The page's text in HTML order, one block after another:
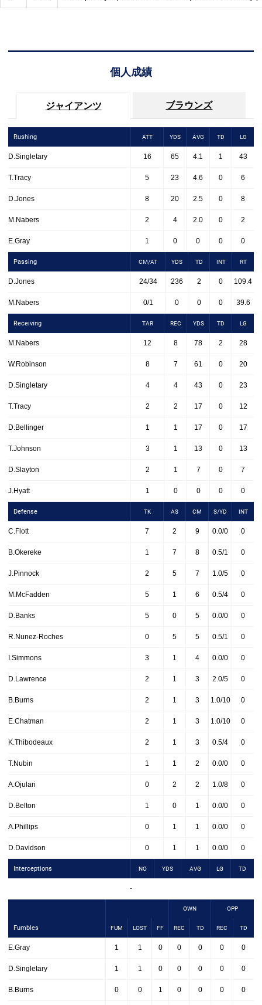
個人成績
ジャイアンツ ブラウンズ
Rushing ATT YDS AVG TD LG
D.Singletary 16 65 4.1 1 43
T.Tracy 5 23 4.6 0 6
D.Jones 8 20 2.5 0 8
M.Nabers 2 4 2.0 0 2
E.Gray 1 0 0 0 0
Passing CM/AT YDS TD INT RT
D.Jones 24/34 236 2 0 109.4
M.Nabers 0/1 0 0 0 39.6
Receiving TAR REC YDS TD LG
M.Nabers 12 8 78 2 28
W.Robinson 8 7 61 0 20
D.Singletary 4 4 43 0 23
T.Tracy 2 2 17 0 12
D.Bellinger 1 1 17 0 17
T.Johnson 3 1 13 0 13
D.Slayton 2 1 7 0 7
J.Hyatt 1 0 0 0 0
Defense TK AS CM S/YD INT
C.Flott 7 2 9 0.0/0 0
B.Okereke 1 7 8 0.5/1 0
J.Pinnock 2 5 7 1.0/5 0
M.McFadden 5 1 6 0.5/4 0
D.Banks 5 0 5 0.0/0 0
R.Nunez-Roches 0 5 5 0.5/1 0
I.Simmons 3 1 4 0.0/0 0
D.Lawrence 2 1 3 2.0/5 0
B.Burns 2 1 3 1.0/10 0
E.Chatman 2 1 3 1.0/10 0
K.Thibodeaux 2 1 3 0.5/4 0
T.Nubin 1 1 2 0.0/0 0
A.Ojulari 0 2 2 1.0/8 0
D.Belton 1 0 1 0.0/0 0
A.Phillips 0 1 1 0.0/0 0
D.Davidson 0 1 1 0.0/0 0
Interceptions NO YDS AVG LG TD
-
OWN OPP
Fumbles FUM LOST FF REC TD REC TD
E.Gray 1 1 0 0 0 0 0
D.Singletary 1 1 0 0 0 0 0
B.Burns 0 0 1 0 0 0 0